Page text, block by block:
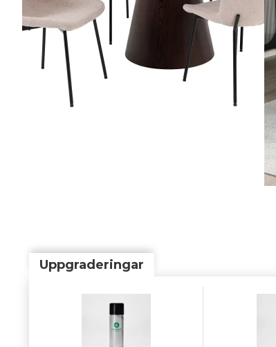
Uppgraderingar